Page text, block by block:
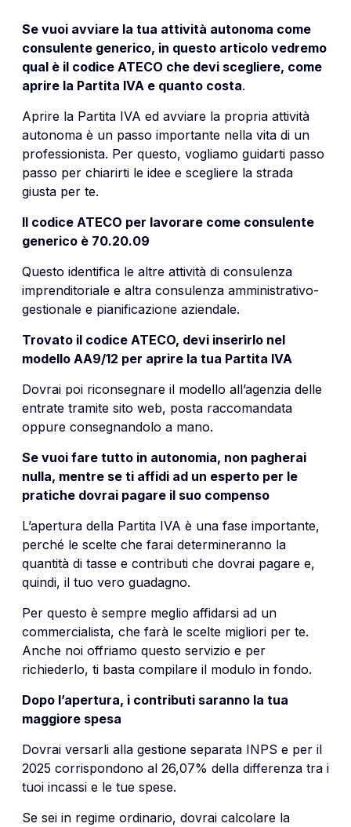
Se vuoi avviare la tua attività autonoma come
consulente generico, in questo articolo vedremo
qual è il codice ATECO che devi scegliere, come
aprire la Partita IVA e quanto costa.
Aprire la Partita IVA ed avviare la propria attività
autonoma è un passo importante nella vita di un
professionista. Per questo, vogliamo guidarti passo
passo per chiarirti le idee e scegliere la strada
giusta per te.
Il codice ATECO per lavorare come consulente
generico è 70.20.09
Questo identifica le altre attività di consulenza
imprenditoriale e altra consulenza amministrativo-
gestionale e pianificazione aziendale.
Trovato il codice ATECO, devi inserirlo nel
modello AA9/12 per aprire la tua Partita IVA
Dovrai poi riconsegnare il modello all’agenzia delle
entrate tramite sito web, posta raccomandata
oppure consegnandolo a mano.
Se vuoi fare tutto in autonomia, non pagherai
nulla, mentre se ti affidi ad un esperto per le
pratiche dovrai pagare il suo compenso
L’apertura della Partita IVA è una fase importante,
perché le scelte che farai determineranno la
quantità di tasse e contributi che dovrai pagare e,
quindi, il tuo vero guadagno.
Per questo è sempre meglio affidarsi ad un
commercialista, che farà le scelte migliori per te.
Anche noi offriamo questo servizio e per
richiederlo, ti basta compilare il modulo in fondo.
Dopo l’apertura, i contributi saranno la tua
maggiore spesa
Dovrai versarli alla gestione separata INPS e per il
2025 corrispondono al 26,07% della differenza tra i
tuoi incassi e le tue spese.
Se sei in regime ordinario, dovrai calcolare la